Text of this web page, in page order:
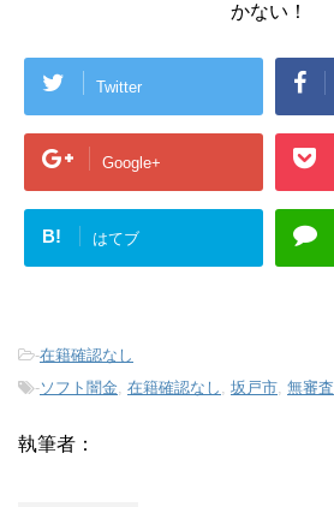
かない！
Twitter
Google+
B! はてブ
-在籍確認なし
-ソフト闇金, 在籍確認なし , 坂戸市, 無審査
執筆者：